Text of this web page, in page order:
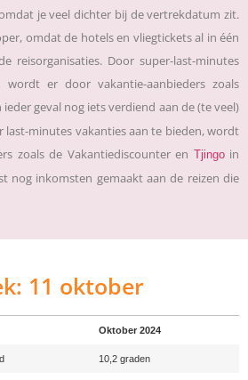
je veel dichter bij de vertrekdatum zit.
omdat de hotels en vliegtickets al in één
reisorganisaties. Door super-last-minutes
er door vakantie-aanbieders zoals
geval nog iets verdiend aan de (te veel)
last-minutes vakanties aan te bieden, wordt
zoals de Vakantiediscounter en Tjingoin
nog inkomsten gemaakt aan de reizen die
11 oktober
Oktober 2024
10,2 graden